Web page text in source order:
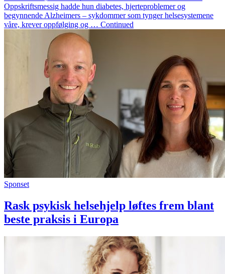
Oppskriftsmessig hadde hun diabetes, hjerteproblemer og
begynnende Alzheimers – sykdommer som tynger helsesystemene
våre, krever oppfølging og … Continued
Sponset
Rask psykisk helsehjelp løftes frem blant
beste praksis i Europa